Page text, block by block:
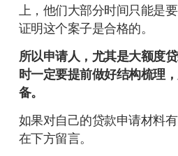
上，他们大部分时间只能是
证明这个案子是合格的。
所以申请人，尤其是大额度
时一定要提前做好结构梳理
备。
如果对自己的贷款申请材料
在下方留言。